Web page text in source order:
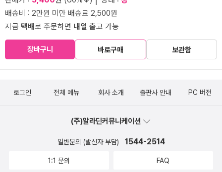
배송비 : 2만원 미만 배송료 2,500원
지금 택배로 주문하면 내일 출고 가능
장바구니 바로구매 보관함
로그인 전체 메뉴 회사 소개 출판사 안내 PC 버전
(주)알라딘커뮤니케이션
일반문의 (발신자 부담) 1544-2514
1:1 문의 FAQ